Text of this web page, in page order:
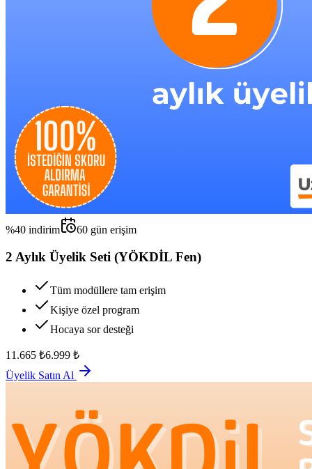
%40 indirim 60 gün erişim
2 Aylık Üyelik Seti (YÖKDİL Fen)
Tüm modüllere tam erişim
Kişiye özel program
Hocaya sor desteği
11.665 ₺6.999 ₺
Üyelik Satın Al